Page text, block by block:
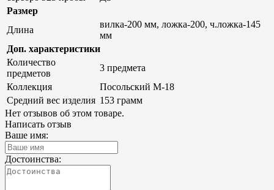
Размер
Длина
вилка-200 мм, ложка-200, ч.ложка-145
мм
Доп. характеристики
Количество
предметов
3 предмета
Коллекция
Посольский М-18
Средний вес изделия 153 грамм
Нет отзывов об этом товаре.
Написать отзыв
Ваше имя:
Достоинства: